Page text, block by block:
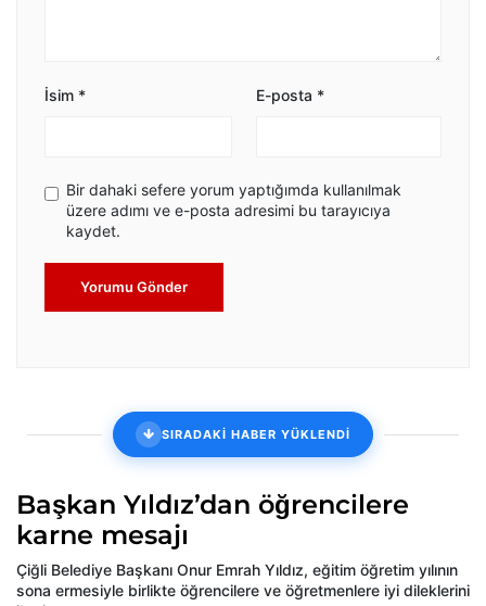
İsim * E-posta *
Bir dahaki sefere yorum yaptığımda kullanılmak
üzere adımı ve e-posta adresimi bu tarayıcıya
kaydet.
Yorumu Gönder
SIRADAKİ HABER YÜKLENDİ
Başkan Yıldız’dan öğrencilere
karne mesajı
Çiğli Belediye Başkanı Onur Emrah Yıldız, eğitim öğretim yılının
sona ermesiyle birlikte öğrencilere ve öğretmenlere iyi dileklerini